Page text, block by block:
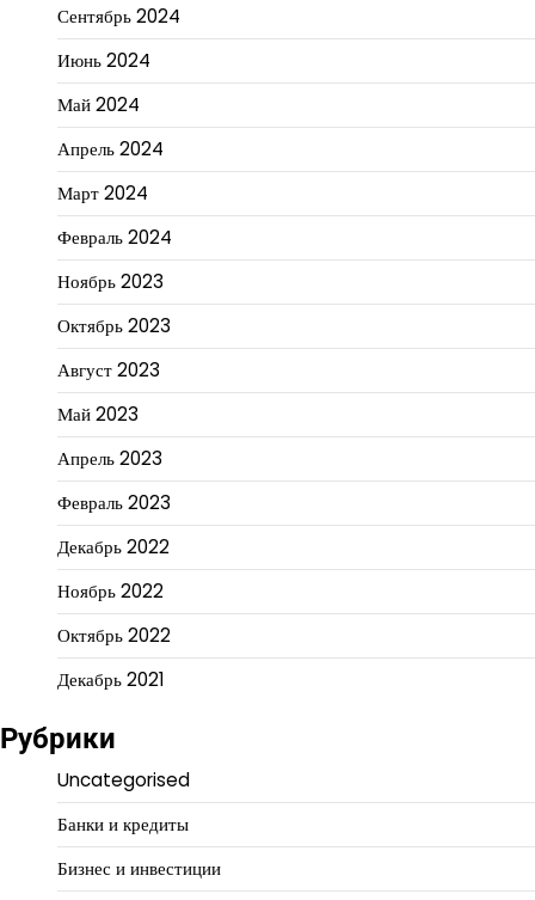
Сентябрь 2024
Июнь 2024
Май 2024
Апрель 2024
Март 2024
Февраль 2024
Ноябрь 2023
Октябрь 2023
Август 2023
Май 2023
Апрель 2023
Февраль 2023
Декабрь 2022
Ноябрь 2022
Октябрь 2022
Декабрь 2021
Рубрики
Uncategorised
Банки и кредиты
Бизнес и инвестиции